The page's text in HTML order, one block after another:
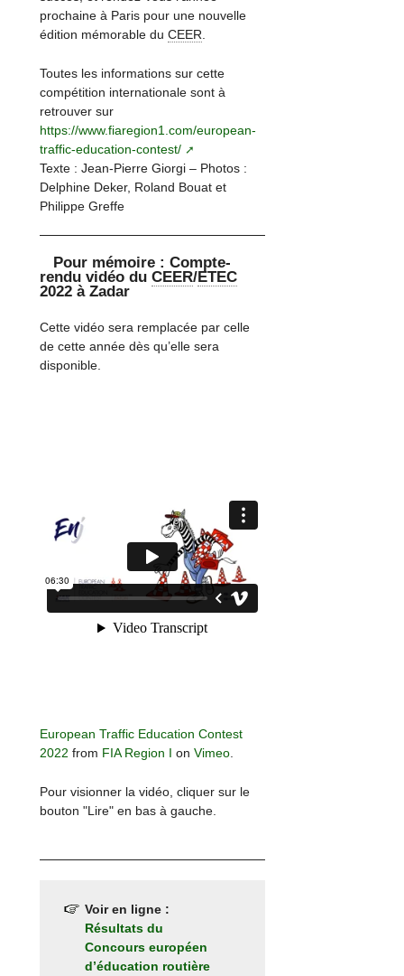
prochaine à Paris pour une nouvelle
édition mémorable duCEER
Toutes les informations sur cette
compétition internationale sont à
retrouver sur
https://www.fiaregion1.com/european-
traffic-education-contest/
Texte : Jean-Pierre Giorgi – Photos :
Delphine Deker, Roland Bouat et
Philippe Greffe
Pour mémoire : Compte-
rendu vidéo duCEER/ETEC
2022 à Zadar
Cette vidéo sera remplacée par celle
de cette année dès qu’elle sera
disponible.
European Traffic Education Contest
2022 from FIA Region I onVimeo.
Pour visionner la vidéo, cliquer sur le
bouton "Lire" en bas à gauche.
Voir en ligne :
Résultats du
Concours européen
d’éducation routière